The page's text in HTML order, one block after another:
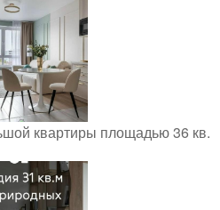
квартиры площадью 36 кв.